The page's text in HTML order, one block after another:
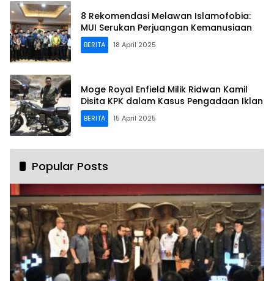
8 Rekomendasi Melawan Islamofobia:
MUI Serukan Perjuangan Kemanusiaan
BERITA 18 April 2025
Moge Royal Enfield Milik Ridwan Kamil
Disita KPK dalam Kasus Pengadaan Iklan
BERITA 15 April 2025
Popular Posts